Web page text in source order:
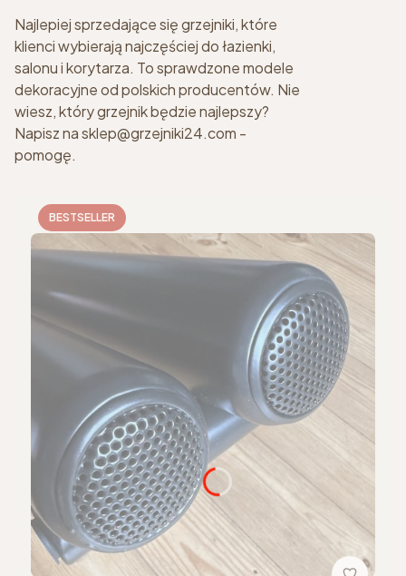
Najlepiej sprzedające się grzejniki, które
klienci wybierają najczęściej do łazienki,
salonu i korytarza. To sprawdzone modele
dekoracyjne od polskich producentów. Nie
wiesz, który grzejnik będzie najlepszy?
Napisz na sklep@grzejniki24.com -
pomogę.
BESTSELLER